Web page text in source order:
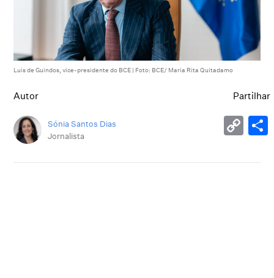
Luis de Guindos, vice-presidente do BCE | Foto: BCE/ Maria Rita Quitadamo
Autor
Sónia Santos Dias
Jornalista
Partilhar